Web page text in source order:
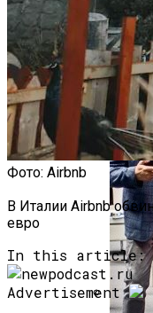
Фото: Airbnb
В Италии Airbnb
евро
In this article:
Advertisement